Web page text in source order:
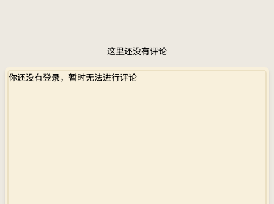
这里还没有评论
你还没有登录，暂时无法进行评论